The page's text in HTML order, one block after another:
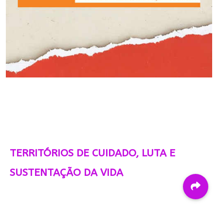
TERRITÓRIOS DE CUIDADO, LUTA E
SUSTENTAÇÃO DA VIDA